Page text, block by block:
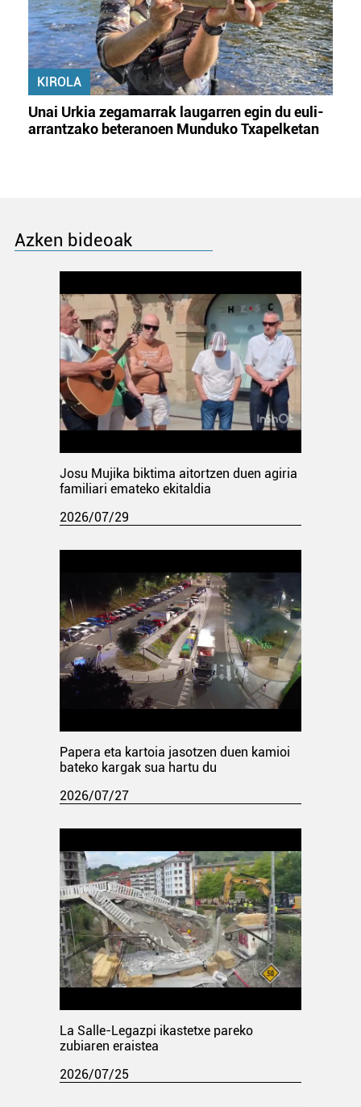
KIROLA
Unai Urkia zegamarrak laugarren egin du euli-
arrantzako beteranoen Munduko Txapelketan
Azken bideoak
Josu Mujika biktima aitortzen duen agiria
familiari emateko ekitaldia
2026/07/29
Papera eta kartoia jasotzen duen kamioi
bateko kargak sua hartu du
2026/07/27
La Salle-Legazpi ikastetxe pareko
zubiaren eraistea
2026/07/25